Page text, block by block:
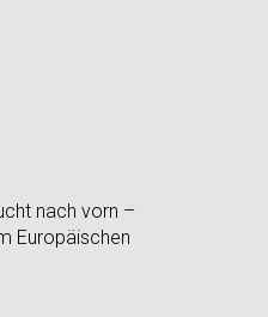
nach vorn –
Europäischen